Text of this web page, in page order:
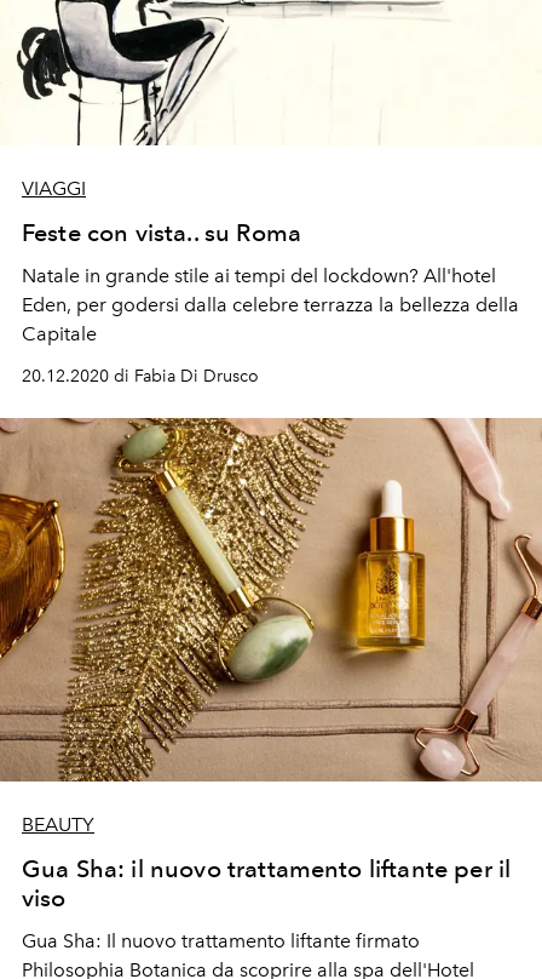
VIAGGI
Feste con vista.. su Roma
Natale in grande stile ai tempi del lockdown? All'hotel
Eden, per godersi dalla celebre terrazza la bellezza della
Capitale
20.12.2020 di Fabia Di Drusco
BEAUTY
Gua Sha: il nuovo trattamento liftante per il
viso
Gua Sha: Il nuovo trattamento liftante firmato
Philosophia Botanica da scoprire alla spa dell'Hotel